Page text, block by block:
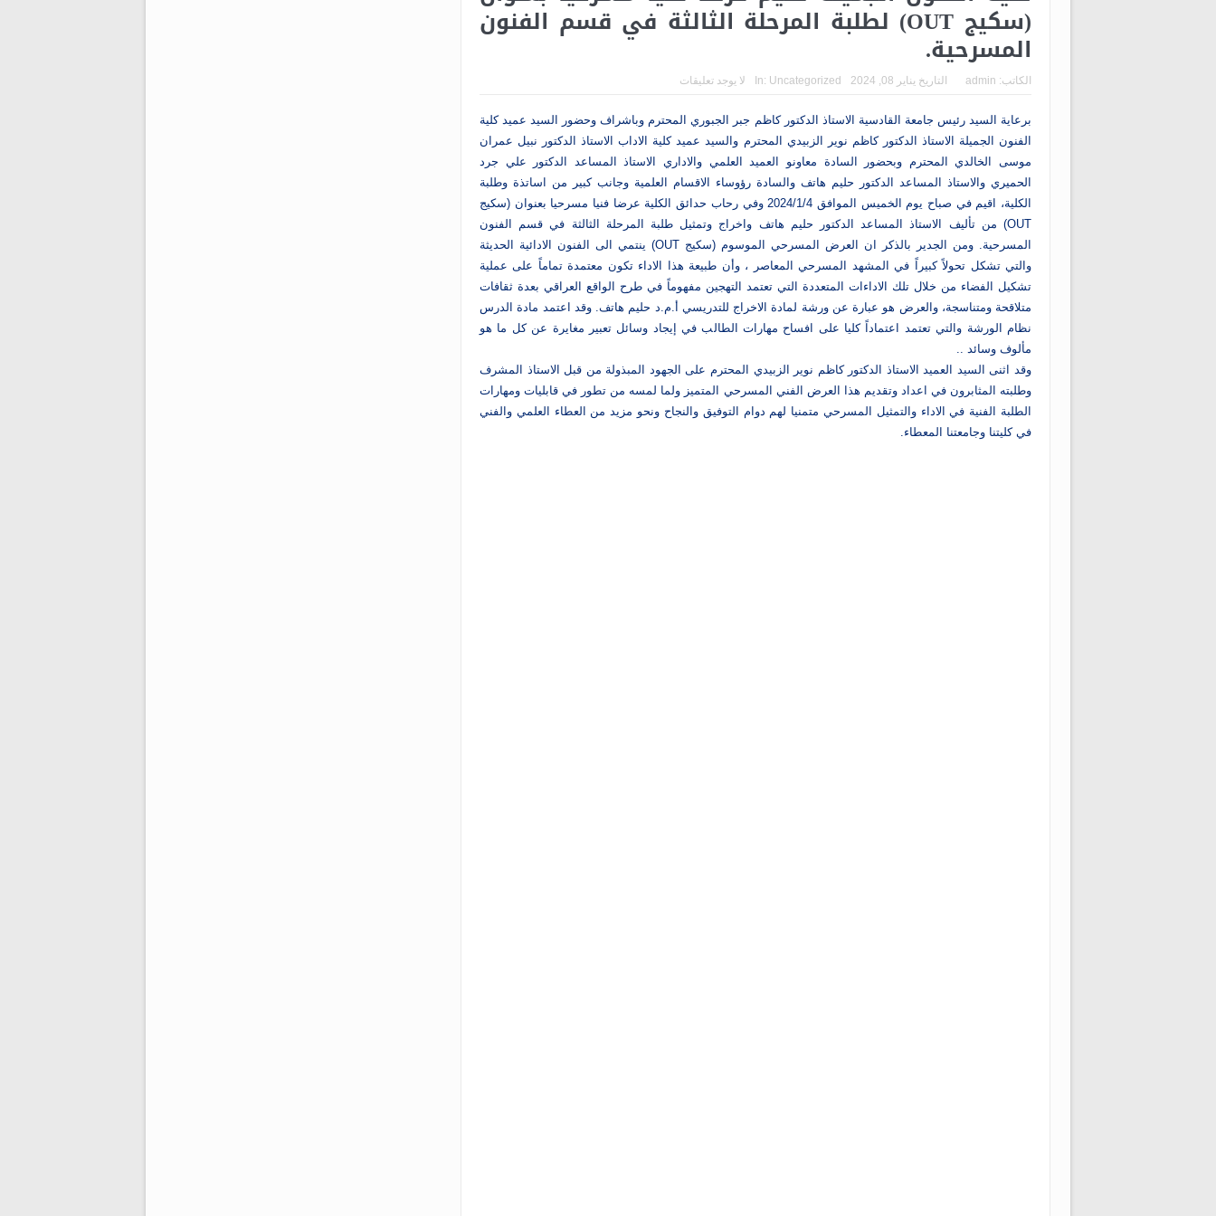
(سكيج OUT) لطلبة المرحلة الثالثة في قسم الفنون
المسرحية.
الكاتب: admin التاريخ يناير 08, 2024 In: Uncategorized لا يوجد تعليقات
برعاية السيد رئيس جامعة القادسية الاستاذ الدكتور كاظم جبر الجبوري المحترم وباشراف وحضور السيد عميد كلية
الفنون الجميلة الاستاذ الدكتور كاظم نوير الزبيدي المحترم والسيد عميد كلية الاداب الاستاذ الدكتور نبيل عمران
موسى الخالدي المحترم وبحضور السادة معاونو العميد العلمي والاداري الاستاذ المساعد الدكتور علي جرد
الحميري والاستاذ المساعد الدكتور حليم هاتف والسادة رؤوساء الاقسام العلمية وجانب كبير من اساتذة وطلبة
الكلية، اقيم في صباح يوم الخميس الموافق 2024/1/4 وفي رحاب حدائق الكلية عرضا فنيا مسرحيا بعنوان (سكيج
OUT) من تأليف الاستاذ المساعد الدكتور حليم هاتف واخراج وتمثيل طلبة المرحلة الثالثة في قسم الفنون
المسرحية. ومن الجدير بالذكر ان العرض المسرحي الموسوم (سكيج OUT) ينتمي الى الفنون الادائية الحديثة
والتي تشكل تحولاً كبيراً في المشهد المسرحي المعاصر ، وأن طبيعة هذا الاداء تكون معتمدة تماماً على عملية
تشكيل الفضاء من خلال تلك الاداءات المتعددة التي تعتمد التهجين مفهوماً في طرح الواقع العراقي بعدة ثقافات
متلاقحة ومتناسجة، والعرض هو عبارة عن ورشة لمادة الاخراج للتدريسي أ.م.د حليم هاتف. وقد اعتمد مادة الدرس
نظام الورشة والتي تعتمد اعتماداً كليا على افساح مهارات الطالب في إيجاد وسائل تعبير مغايرة عن كل ما هو
مألوف وسائد ..
وقد اثنى السيد العميد الاستاذ الدكتور كاظم نوير الزبيدي المحترم على الجهود المبذولة من قبل الاستاذ المشرف
وطلبته المثابرون في اعداد وتقديم هذا العرض الفني المسرحي المتميز ولما لمسه من تطور في قابليات ومهارات
الطلبة الفنية في الاداء والتمثيل المسرحي متمنيا لهم دوام التوفيق والنجاح ونحو مزيد من العطاء العلمي والفني
في كليتنا وجامعتنا المعطاء.